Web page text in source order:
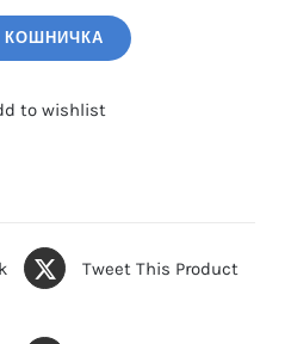
КОШНИЧКА
to wishlist
Tweet This Product